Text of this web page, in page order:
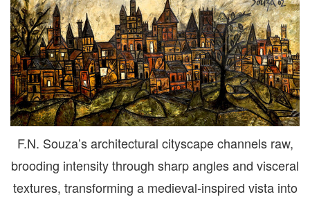
F.N. Souza’s architectural cityscape channels raw,
brooding intensity through sharp angles and visceral
textures, transforming a medieval-inspired vista into